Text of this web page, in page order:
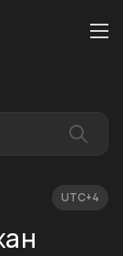
UTC+4